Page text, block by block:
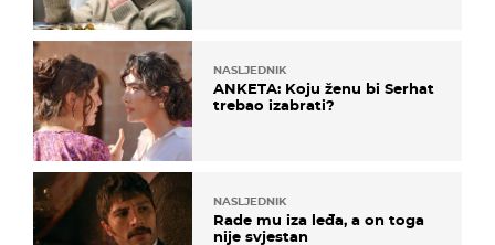
NASLJEDNIK
ANKETA: Koju ženu bi Serhat
trebao izabrati?
NASLJEDNIK
Rade mu iza leđa, a on toga
nije svjestan